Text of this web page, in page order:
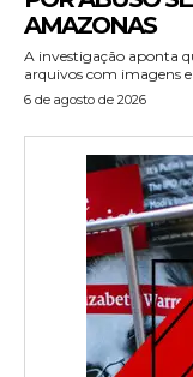
AMAZONAS
A investigação aponta
arquivos com imagens e
6 de agosto de 2026